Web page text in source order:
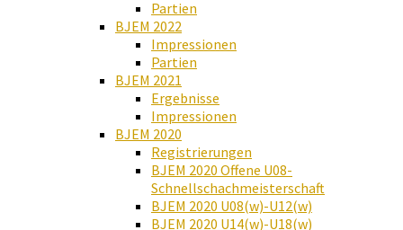
Partien
BJEM 2022
Impressionen
Partien
BJEM 2021
Ergebnisse
Impressionen
BJEM 2020
Registrierungen
BJEM 2020 Offene U08-
Schnellschachmeisterschaft
BJEM 2020 U08(w)-U12(w)
BJEM 2020 U14(w)-U18(w)